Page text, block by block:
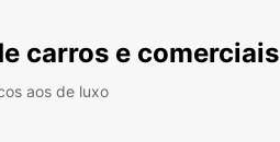
carros e comerciais
aos de luxo